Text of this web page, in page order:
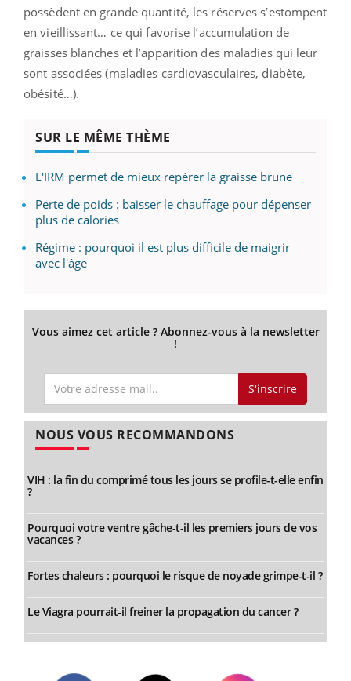
possèdent en grande quantité, les réserves s’estompent
en vieillissant… ce qui favorise l’accumulation de
graisses blanches et l’apparition des maladies qui leur
sont associées (maladies cardiovasculaires, diabète,
obésité…).
SUR LE MÊME THÈME
L'IRM permet de mieux repérer la graisse brune
Perte de poids : baisser le chauffage pour dépenser
plus de calories
Régime : pourquoi il est plus difficile de maigrir
avec l'âge
Vous aimez cet article ? Abonnez-vous à la newsletter
!
S'inscrire
NOUS VOUS RECOMMANDONS
VIH : la fin du comprimé tous les jours se profile-t-elle enfin
?
Pourquoi votre ventre gâche-t-il les premiers jours de vos
vacances ?
Fortes chaleurs : pourquoi le risque de noyade grimpe-t-il ?
Le Viagra pourrait-il freiner la propagation du cancer ?